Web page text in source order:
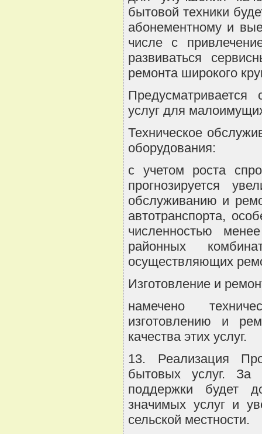
бытовой техники
абонементному и
числе с
развиваться
ремонта широкого
Предусматривается
услуг для
Техническое
оборудования:
с учетом роста
прогнозируется
обслуживанию и
автотранспорта,
численностью
районных
осуществляющих
Изготовление и
намечено
изготовлению и
качества этих услуг.
13. Реализация
бытовых услуг. За
поддержки будет
значимых услуг и
сельской местности.